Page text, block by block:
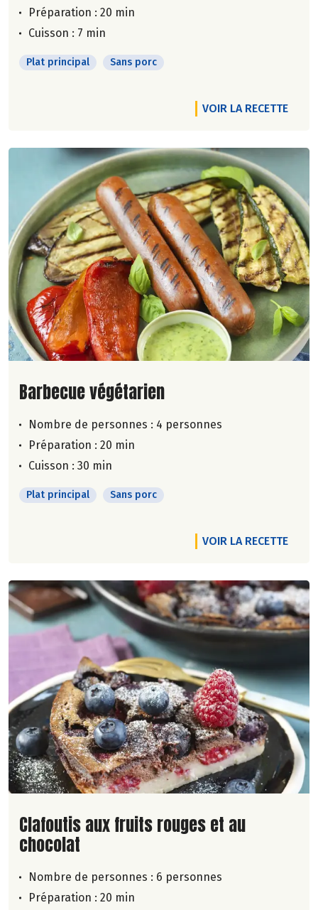
Préparation : 20 min
Cuisson : 7 min
Plat principal Sans porc
VOIR LA RECETTE
Lire la suite de la recette
Barbecue végétarien
Nombre de personnes : 4 personnes
Préparation : 20 min
Cuisson : 30 min
Plat principal Sans porc
VOIR LA RECETTE
Lire la suite de la recette
Clafoutis aux fruits rouges et au
chocolat
Nombre de personnes : 6 personnes
Préparation : 20 min